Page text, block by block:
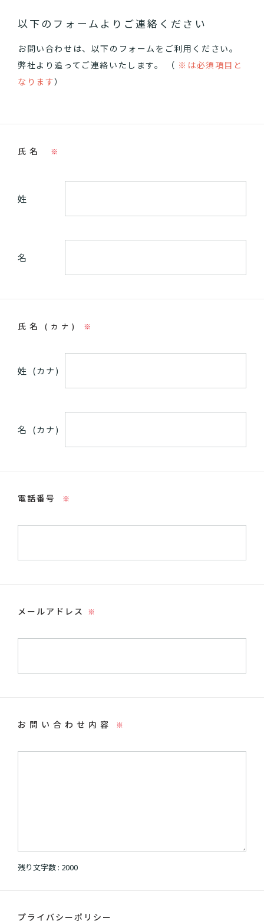
以下のフォームよりご連絡ください
お問い合わせは、以下のフォームをご利用ください。
弊社より追ってご連絡いたします。 （ ※は必須項目と
なります）
氏名 ※
姓
名
氏名(カナ) ※
姓 (カナ)
名 (カナ)
電話番号 ※
メールアドレス ※
お問い合わせ内容 ※
残り文字数 : 2000
プライバシーポリシー